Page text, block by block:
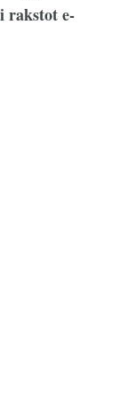
rakstot e-